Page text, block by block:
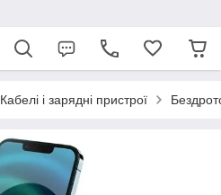
Кабелі і зарядні пристрої